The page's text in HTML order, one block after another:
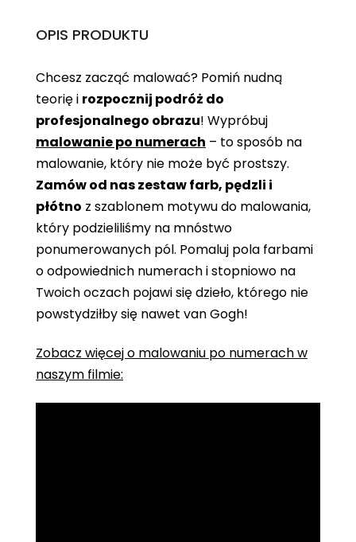
OPIS PRODUKTU
Chcesz zacząć malować? Pomiń nudną
teorię i rozpocznij podróż do
profesjonalnego obrazu! Wypróbuj
malowanie po numerach – to sposób na
malowanie, który nie może być prostszy.
Zamów od nas zestaw farb, pędzli i
płótno z szablonem motywu do malowania,
który podzieliliśmy na mnóstwo
ponumerowanych pól. Pomaluj pola farbami
o odpowiednich numerach i stopniowo na
Twoich oczach pojawi się dzieło, którego nie
powstydziłby się nawet van Gogh!
Zobacz więcej o malowaniu po numerach w
naszym filmie: